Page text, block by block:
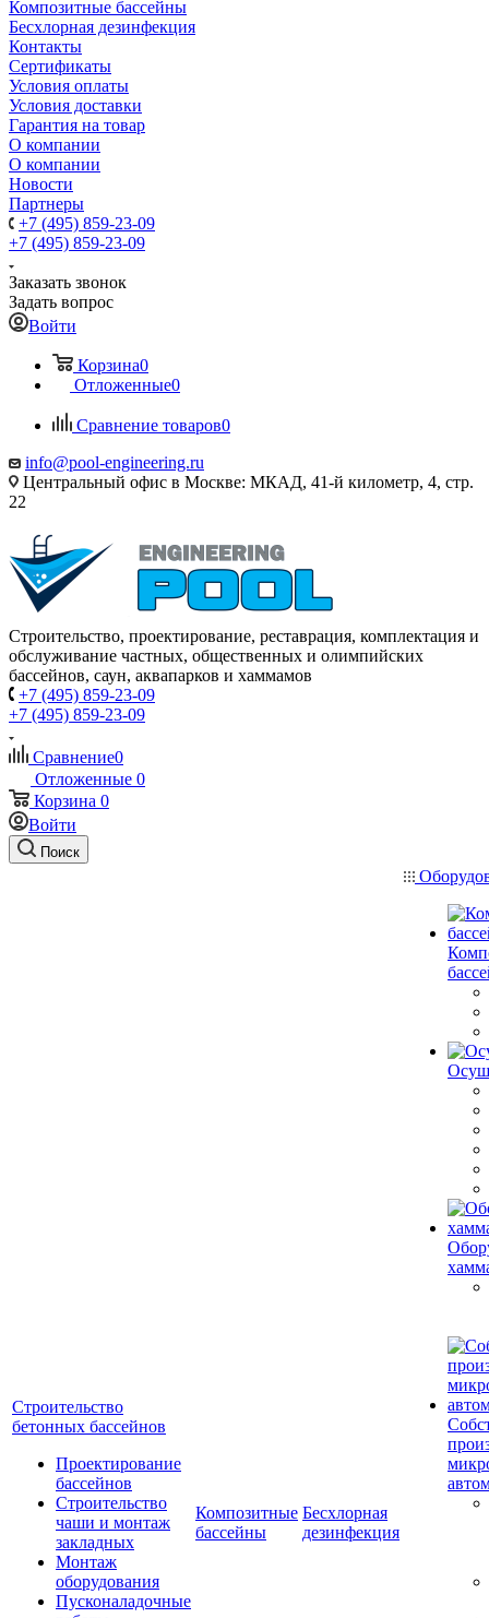
Композитные бассейны
Бесхлорная дезинфекция
Контакты
Сертификаты
Условия оплаты
Условия доставки
Гарантия на товар
О компании
О компании
Новости
Партнеры
+7 (495) 859-23-09
+7 (495) 859-23-09
Заказать звонок
Задать вопрос
Войти
Корзина0
Отложенные0
Сравнение товаров0
info@pool-engineering.ru
Центральный офис в Москве: МКАД, 41-й километр, 4, стр.
22
Строительство, проектирование, реставрация, комплектация и
обслуживание частных, общественных и олимпийских
бассейнов, саун, аквапарков и хаммамов
+7 (495) 859-23-09
+7 (495) 859-23-09
Сравнение0
Отложенные 0
Корзина 0
Войти
Поиск
Строительство
бетонных бассейнов
Проектирование
бассейнов
Строительство
чаши и монтаж
закладных
Монтаж
оборудования
Пусконаладочные
Композитные
бассейны
Бесхлорная
дезинфекция